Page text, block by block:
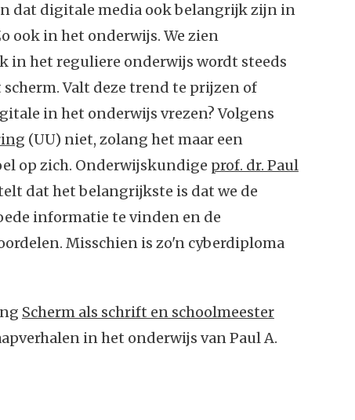
dat digitale media ook belangrijk zijn in
ook in het onderwijs. We zien
in het reguliere onderwijs wordt steeds
Valt deze trend te prijzen of
in het onderwijs vrezen? Volgens
(UU) niet, zolang het maar een
op zich. Onderwijskundige prof. dr. Paul
dat het belangrijkste is dat we de
informatie te vinden en de
Misschien is zo'n cyberdiploma
Scherm als schrift en schoolmeester
in het onderwijs van Paul A.